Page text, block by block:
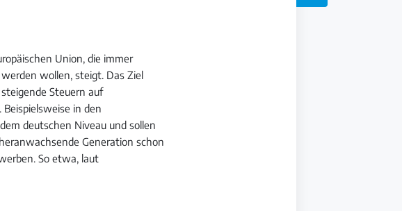
Union, die immer
wollen, steigt. Das Ziel
Steuern auf
in den
deutschen Niveau und sollen
Generation schon
So etwa, laut